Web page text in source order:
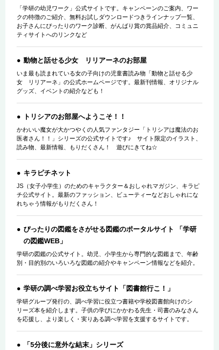
「学研の幼児ワーク」公式サイトです。キャンペーンのご案内、ワー
クの特徴のご紹介、無料お試しダウンロードつきラインナップ一覧、
お子さんにぴったりのワーク診断、がんばり賞の賞品紹介、コミュニ
ティサイトへのリンクなど
動物と話せる少女 リリアーネのお部屋
いま最も読まれている女の子向けの児童書読み物「動物と話せる少
女 リリアーネ」の公式ホームページです。最新刊情報、オリジナル
グッズ、イベントの紹介なども！
トリシアのお部屋へようこそ！！
かわいい魔女が大かつやくの人気ファンタジー「トリシアは魔法のお
医者さん！！」シリーズの公式サイトです♪ サイト限定のイラスト、
読み物、最新情報、もりだくさん！ 遊びにきてね☆
キラピチネット
JS（女子小学生）のためのキャラクター＆おしゃれマガジン、キラピ
チ公式サイト。最新のファッション、ビューティーなどおしゃれにな
れちゃう情報がもりだくさん！
ぴったりの図鑑をさがせる図鑑のポータルサイト 「学研
の図鑑WEB」
学研の図鑑の公式サイト。幼児、小学生から専門的な図鑑まで、年齢
別・目的別のいろいろな図鑑の紹介やキャンペーン情報などを紹介。
学研の調べ学習お役立ちサイト「図書館行こ！」
学研グループ発行の、調べ学習に役立つ書籍や学校図書館向けのシ
リーズ本を紹介します。子供の学びにかかわる先生・司書のみなさん
を応援し、より楽しく・実りある調べ学習を支援するサイトです。
「5分後に意外な結末」シリーズ